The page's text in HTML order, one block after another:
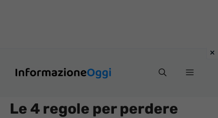
Menu
Le 4 regole per perdere